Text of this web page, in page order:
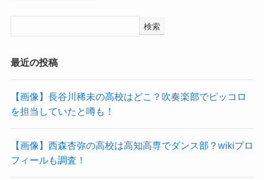
検索
最近の投稿
【画像】長谷川稀未の高校はどこ？吹奏楽部でピッコロ
を担当していたと噂も！
【画像】西森杏弥の高校は高知高専でダンス部？wikiプロ
フィールも調査！